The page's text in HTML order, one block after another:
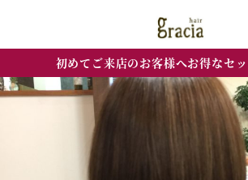
初めてご来店のお客様へお得なセ